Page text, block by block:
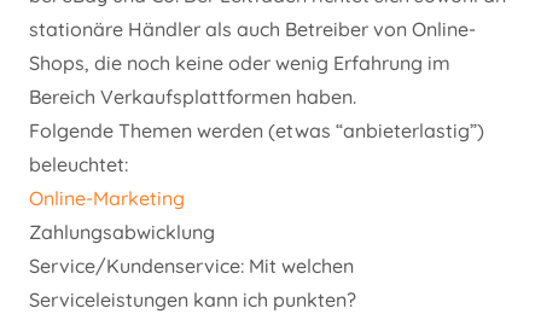
stationäre Händler als auch Betreiber von Online-
Shops, die noch keine oder wenig Erfahrung im
Bereich Verkaufsplattformen haben.
Folgende Themen werden (etwas “anbieterlastig”)
beleuchtet:
Online-Marketing
Zahlungsabwicklung
Service/Kundenservice: Mit welchen
Serviceleistungen kann ich punkten?